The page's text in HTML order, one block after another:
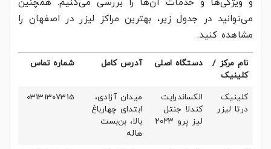
و ویژگی‌ها و خدمات آن‌ها را بررسی می‌کنیم. همچنین
می‌توانید در جدول زیر، بهترین مراكز ليزر در اصفهان را
مشاهده کنید.
نام مرکز /
کلینیک
دستگاه اصلی آدرس کامل شماره تماس
کلینیک
درتا لیزر
الکساندرایت
کندلا جنتل
لیز پرو ۲۰۲۳
میدان آزادی،
ابتدای چهارباغ
بالا، بن‌بست
هاله
03131307315